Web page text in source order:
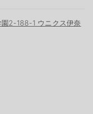
2-188-1 ウニクス伊奈